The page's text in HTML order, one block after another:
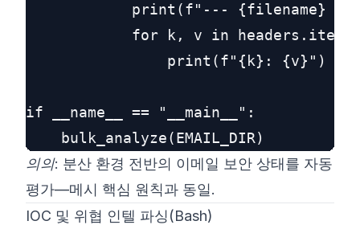
print(f"--- {filename}
for k, v in
                print(f"{k}: {v}")
if __name__ == "__main__":
의의: 분산 환경 전반의 이메일 보안 상태를 자동
평가—메시 핵심 원칙과 동일.
IOC 및 위협 인텔 파싱(Bash)